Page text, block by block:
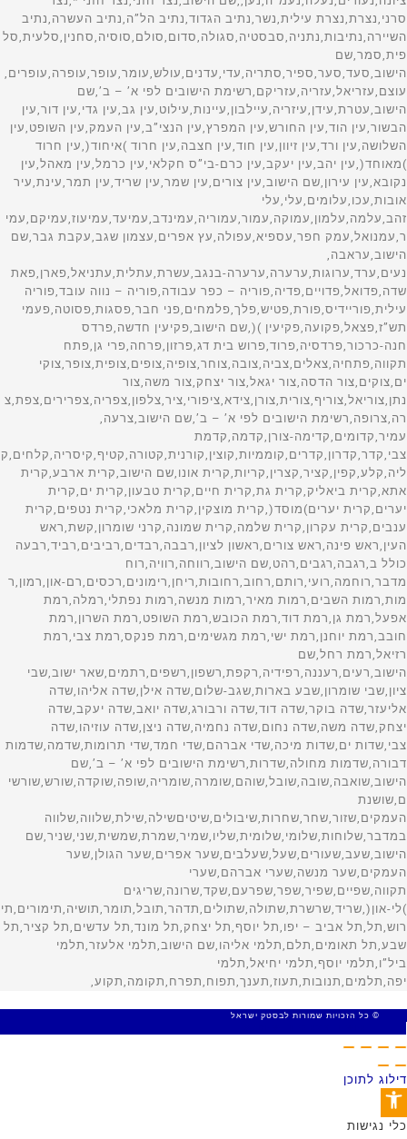
© כל הזכויות שמורות לבסטק ישראל
דילוג לתוכן
פתח סרגל נגישות
כלי נגישות